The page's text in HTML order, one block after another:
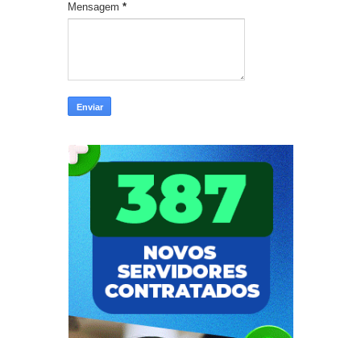
Mensagem *